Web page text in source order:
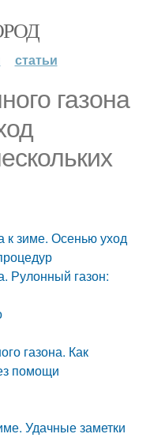
статьи
газона
к зиме. Осенью уход
Рулонный газон:
газона. Как
помощи
Удачные заметки